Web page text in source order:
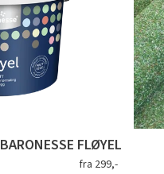
BARONESSE FLØYEL
fra 299,-